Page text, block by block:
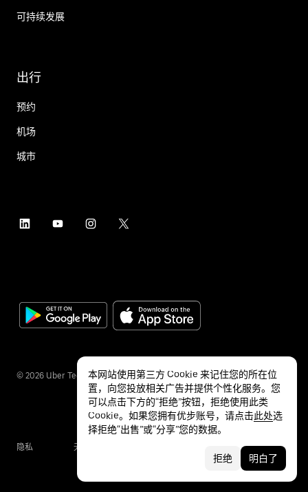
可持续发展
出行
预约
机场
城市
© 2026 Uber Technologies Inc.
隐私 无障碍服务
本网站使用第三方 Cookie 来记住您的所在位
置，向您投放相关广告并提供个性化服务。您
可以点击下方的“拒绝”按钮，拒绝使用此类
Cookie。如果您拥有优步账号，请点击此处选
择拒绝“出售”或“分享”您的数据。
拒绝 明白了